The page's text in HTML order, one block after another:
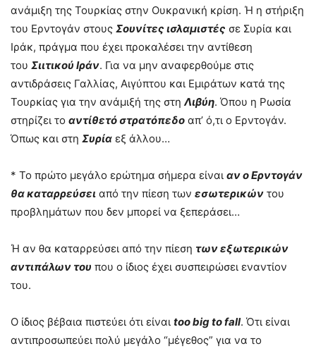
ανάμιξη της Τουρκίας στην Ουκρανική κρίση. Ή η στήριξη
του Ερντογάν στους Σουνίτες ισλαμιστές σε Συρία και
Ιράκ, πράγμα που έχει προκαλέσει την αντίθεση
του Σιιτικού Ιράν. Για να μην αναφερθούμε στις
αντιδράσεις Γαλλίας, Αιγύπτου και Εμιράτων κατά της
Τουρκίας για την ανάμιξή της στη Λιβύη. Όπου η Ρωσία
στηρίζει το αντίθετό στρατόπεδο απ’ ό,τι ο Ερντογάν.
Όπως και στη Συρία εξ άλλου…
* Το πρώτο μεγάλο ερώτημα σήμερα είναι αν ο Ερντογάν
θα καταρρεύσει από την πίεση των εσωτερικών του
προβλημάτων που δεν μπορεί να ξεπεράσει…
Ή αν θα καταρρεύσει από την πίεση των εξωτερικών
αντιπάλων του που ο ίδιος έχει συσπειρώσει εναντίον
του.
Ο ίδιος βέβαια πιστεύει ότι είναι too big to fall. Ότι είναι
αντιπροσωπεύει πολύ μεγάλο “μέγεθος” για να το